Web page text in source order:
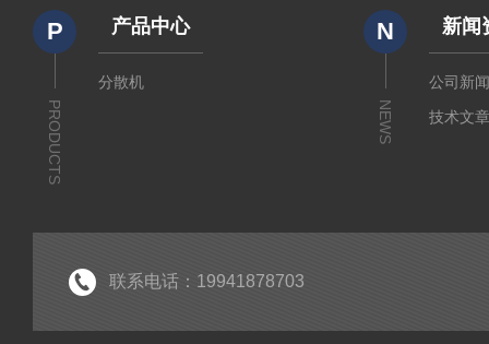
P
PRODUCTS
产品中心
分散机
N
NEWS
新闻
公司新
技术文
联系电话：19941878703